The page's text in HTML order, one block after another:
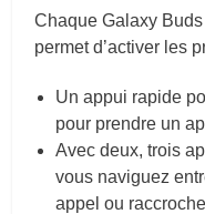
Chaque Galaxy
permet d’activer les
Un appui rapide
pour prendre un
Avec deux, trois
vous naviguez
appel ou